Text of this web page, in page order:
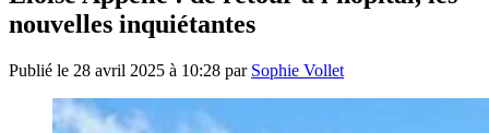
nouvelles inquiétantes
Publié le 28 avril 2025 à 10:28 par Sophie Vollet